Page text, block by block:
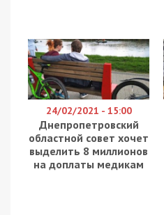
24/02/2021 - 15:00
Днепропетровский
областной совет хочет
выделить 8 миллионов
на доплаты медикам